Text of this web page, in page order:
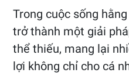
Trong cuộc sống
trở thành một giải
thể thiếu, mang lại
lợi không chỉ cho cá